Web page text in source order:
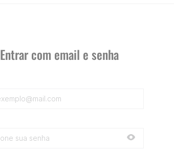
Entrar com email e senha